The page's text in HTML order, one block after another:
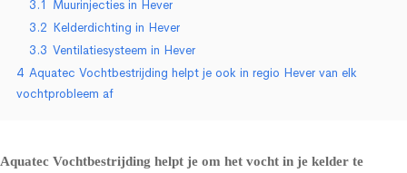
3.1 Muurinjecties in Hever
3.2 Kelderdichting in Hever
3.3 Ventilatiesysteem in Hever
4 Aquatec Vochtbestrijding helpt je ook in regio Hever van elk
vochtprobleem af
Aquatec Vochtbestrijding helpt je om het vocht in je kelder te